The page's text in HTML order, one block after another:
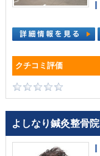
よしなり鍼灸整骨院